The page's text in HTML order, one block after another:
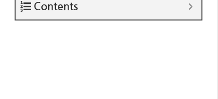
Contents